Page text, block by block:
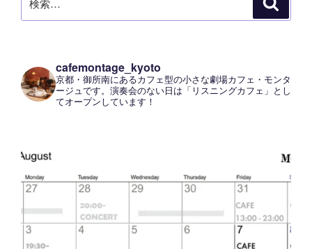
索:
cafemontage_kyoto
京都・御所南にあるカフェ型の小さな劇場カフェ・モンタ
ージュです。演奏会のない日は「リスニングカフェ」とし
てオープンしています！